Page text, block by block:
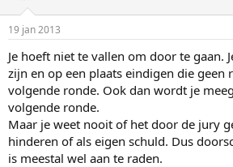
19 jan 2013
Je hoeft niet te vallen om door te gaan.
zijn en op een plaats eindigen die geen
volgende ronde. Ook dan wordt je
volgende ronde.
Maar je weet nooit of het door de jury
hinderen of als eigen schuld. Dus
is meestal wel aan te raden.